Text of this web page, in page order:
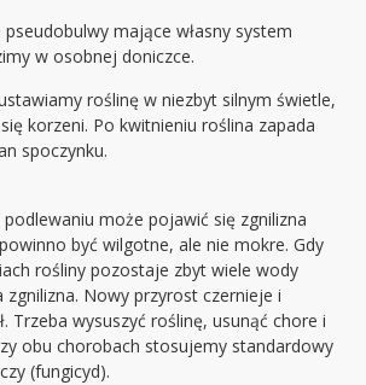
pseudobulwy mające własny system
w osobnej doniczce.
roślinę w niezbyt silnym świetle,
korzeni. Po kwitnieniu roślina zapada
spoczynku.
może pojawić się zgnilizna
być wilgotne, ale nie mokre. Gdy
rośliny pozostaje zbyt wiele wody
zgnilizna. Nowy przyrost czernieje i
Trzeba wysuszyć roślinę, usunąć chore i
obu chorobach stosujemy standardowy
(fungicyd).